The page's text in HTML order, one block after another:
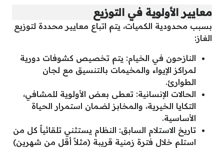
معايير الأولوية في التوزيع
بسبب محدودية الكميات، يتم اتباع معايير محددة لتوزيع
الغاز:
النازحون في الخيام: يتم تخصيص كشوفات دورية
لمراكز الإيواء والمخيمات بالتنسيق مع لجان
الطوارئ.
الحالات الإنسانية: تعطى بعض الأولوية للمشافي،
التكايا الخيرية، والمخابز لضمان استمرار الحياة
الأساسية.
تاريخ الاستلام السابق: النظام يستثني تلقائياً كل من
استلم خلال فترة زمنية قريبة (مثلاً أقل من شهرين)